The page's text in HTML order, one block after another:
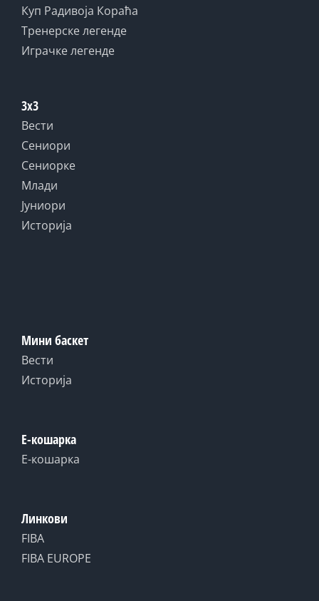
Куп Радивоја Кораћа
Тренерске легенде
Играчке легенде
3x3
Вести
Сениори
Сениорке
Млади
Јуниори
Историја
Мини баскет
Вести
Историја
Е-кошарка
Е-кошарка
Линкови
FIBA
FIBA EUROPE